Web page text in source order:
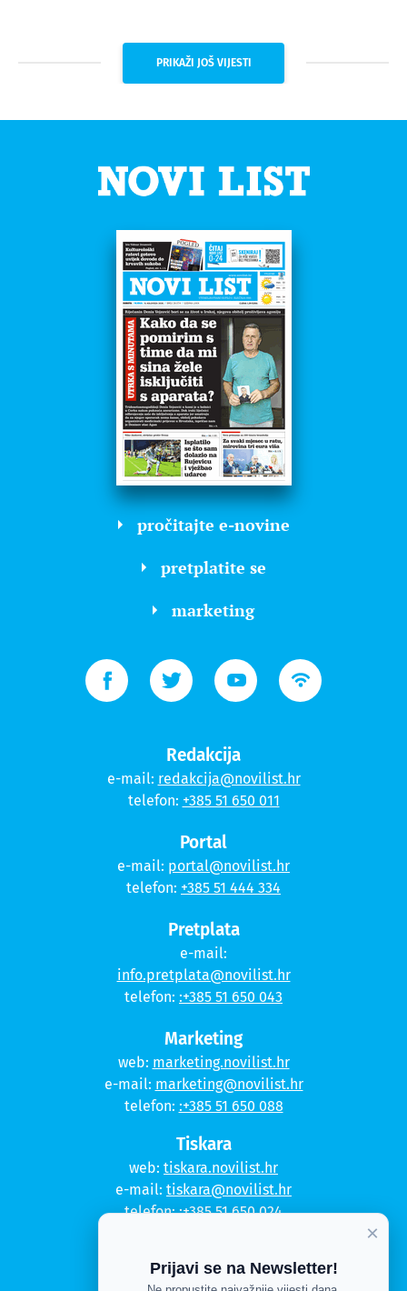
PRIKAŽI JOŠ VIJESTI
pročitajte e-novine
pretplatite se
marketing
Redakcija
e-mail: redakcija@novilist.hr
telefon: +385 51 650 011
Portal
e-mail: portal@novilist.hr
telefon: +385 51 444 334
Pretplata
e-mail:
info.pretplata@novilist.hr
telefon: :+385 51 650 043
Marketing
web: marketing.novilist.hr
e-mail: marketing@novilist.hr
telefon: :+385 51 650 088
Tiskara
web: tiskara.novilist.hr
e-mail: tiskara@novilist.hr
telefon::+385 51 650 024
×
Prijavi se na Newsletter!